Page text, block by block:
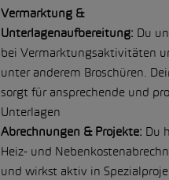
Vermarktung &
Unterlagenaufbereitung: Du
bei Vermarktungsaktivitäten
unter anderem Broschüren.
sorgt für ansprechende und
Unterlagen
Abrechnungen & Projekte: Du
Heiz- und
und wirkst aktiv in